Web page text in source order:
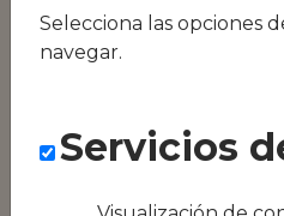
Acceso individual
empleados
Panel de control
RR.HH
Selecciona las opciones
navegar.
Servicios